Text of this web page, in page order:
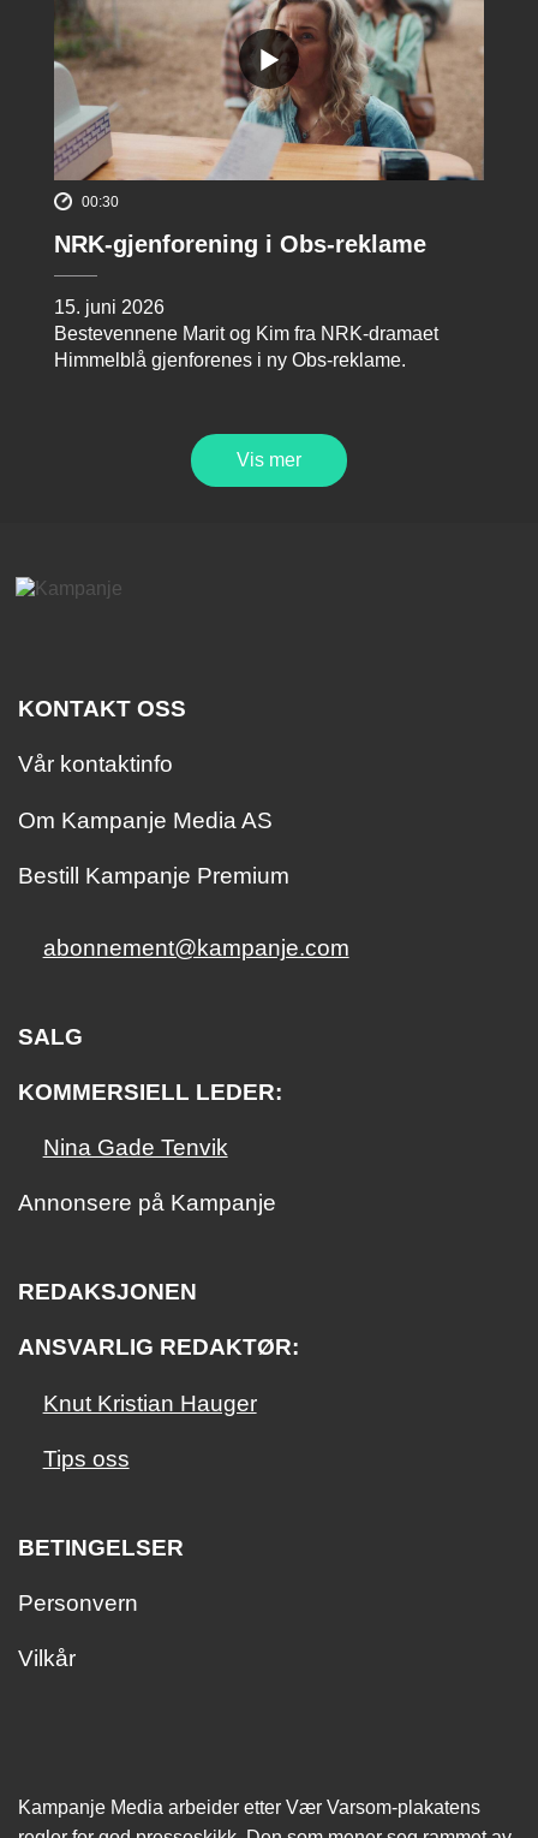
00:30
NRK-gjenforening i Obs-reklame
15. juni 2026
Bestevennene Marit og Kim fra NRK-dramaet
Himmelblå gjenforenes i ny Obs-reklame.
Vis mer
KONTAKT OSS
Vår kontaktinfo
Om Kampanje Media AS
Bestill Kampanje Premium
abonnement@kampanje.com
SALG
KOMMERSIELL LEDER:
Nina Gade Tenvik
Annonsere på Kampanje
REDAKSJONEN
ANSVARLIG REDAKTØR:
Knut Kristian Hauger
Tips oss
BETINGELSER
Personvern
Vilkår
Kampanje Media arbeider etter Vær Varsom-plakatens